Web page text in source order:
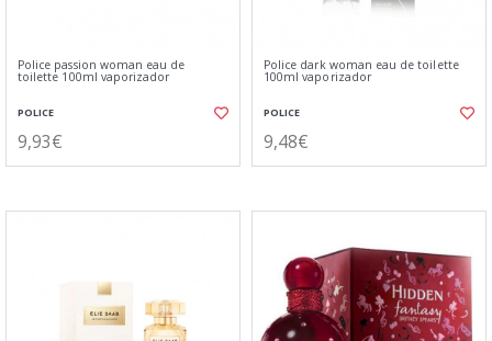
Police passion woman eau de
toilette 100ml vaporizador
POLICE
9,93€
Police dark woman eau de toilette
100ml vaporizador
POLICE
9,48€